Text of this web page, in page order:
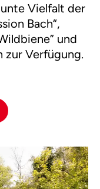
Vielfalt der
Bach“,
und
zur Verfügung.